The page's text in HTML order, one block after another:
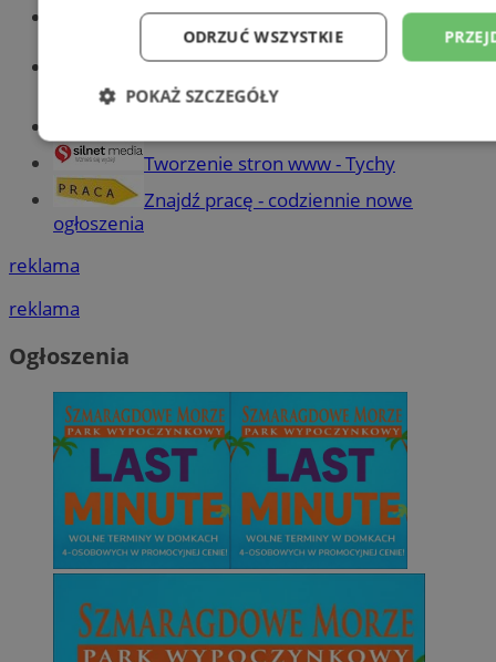
Wiadomości kryminalne w Tychach
Wiadomości lokalne
Tworzenie stron www - Tychy
Znajdź pracę - codziennie nowe
ogłoszenia
reklama
reklama
Ogłoszenia
ODRZUĆ WSZYSTKIE
POKAŻ SZCZEGÓŁY
Niezbędne Wydajność
Niezbędne pliki cookie umożliwiają korzystanie z podstawowych
takich jak logowanie użytkownika i zarządzanie kontem. Bez
można prawidłowo korzystać ze strony internetowej.
Nazwa
Provider/
Domena
SessID
mojetychy.pl
QeSessID mojetychy.pl